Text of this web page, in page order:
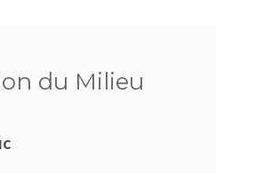
du Milieu